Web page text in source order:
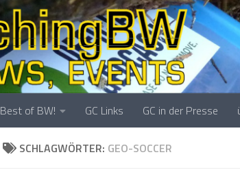
Best of BW! GC Links GC in der Presse
SCHLAGWÖRTER: GEO-SOCCER